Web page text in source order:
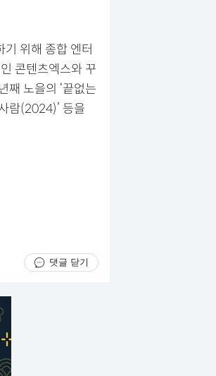
위해 종합 엔터
콘텐츠엑스와 꾸
째 노을의 ‘끝없는
람(2024)’ 등을
댓글 닫기